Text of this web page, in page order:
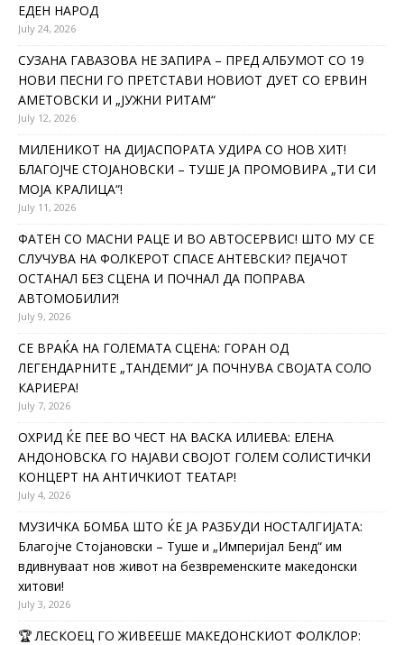
ЕДЕН НАРОД
July 24, 2026
СУЗАНА ГАВАЗОВА НЕ ЗАПИРА – ПРЕД АЛБУМОТ СО 19
НОВИ ПЕСНИ ГО ПРЕТСТАВИ НОВИОТ ДУЕТ СО ЕРВИН
АМЕТОВСКИ И „ЈУЖНИ РИТАМ“
July 12, 2026
МИЛЕНИКОТ НА ДИЈАСПОРАТА УДИРА СО НОВ ХИТ!
БЛАГОЈЧЕ СТОЈАНОВСКИ – ТУШЕ ЈА ПРОМОВИРА „ТИ СИ
МОЈА КРАЛИЦА“!
July 11, 2026
ФАТЕН СО МАСНИ РАЦЕ И ВО АВТОСЕРВИС! ШТО МУ СЕ
СЛУЧУВА НА ФОЛКЕРОТ СПАСЕ АНТЕВСКИ? ПЕЈАЧОТ
ОСТАНАЛ БЕЗ СЦЕНА И ПОЧНАЛ ДА ПОПРАВА
АВТОМОБИЛИ?!
July 9, 2026
СЕ ВРАЌА НА ГОЛЕМАТА СЦЕНА: ГОРАН ОД
ЛЕГЕНДАРНИТЕ „ТАНДЕМИ“ ЈА ПОЧНУВА СВОЈАТА СОЛО
КАРИЕРА!
July 7, 2026
ОХРИД ЌЕ ПЕЕ ВО ЧЕСТ НА ВАСКА ИЛИЕВА: ЕЛЕНА
АНДОНОВСКА ГО НАЈАВИ СВОЈОТ ГОЛЕМ СОЛИСТИЧКИ
КОНЦЕРТ НА АНТИЧКИОТ ТЕАТАР!
July 4, 2026
МУЗИЧКА БОМБА ШТО ЌЕ ЈА РАЗБУДИ НОСТАЛГИЈАТА:
Благојче Стојановски – Туше и „Империјал Бенд“ им
вдивнуваат нов живот на безвременските македонски
хитови!
July 3, 2026
🏆 ЛЕСКОЕЦ ГО ЖИВЕЕШЕ МАКЕДОНСКИОТ ФОЛКЛОР: